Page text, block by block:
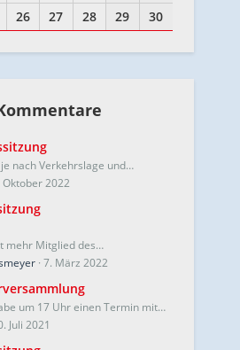
26 27 28 29 30
nach Verkehrslage und…
Oktober 2022
mehr Mitglied des…
7. März 2022
um 17 Uhr einen Termin mit…
Juli 2021